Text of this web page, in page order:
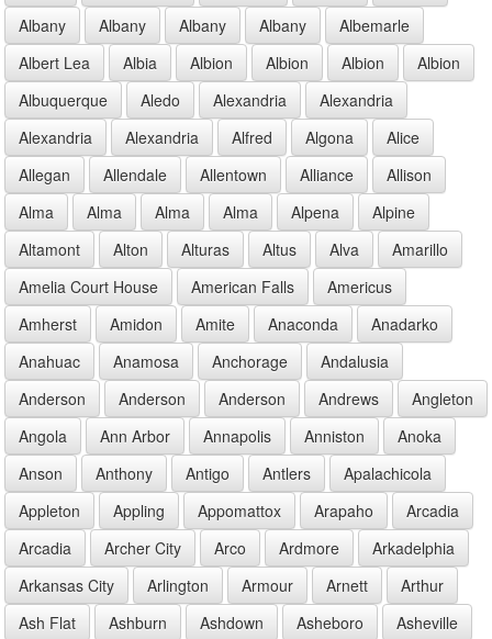
Albany
Albany Albany Albany
Albemarle
Albert Lea
Albia Albion Albion Albion
Albion
Albuquerque
Aledo Alexandria
Alexandria
Alexandria
Alexandria Alfred Algona
Alice
Allegan
Allendale Allentown Alliance
Allison
Alma
Alma Alma Alma Alpena
Alpine
Altamont
Alton Alturas Altus Alva
Amarillo
Amelia Court House
American Falls
Americus
Amherst
Amidon Amite Anaconda
Anadarko
Anahuac
Anamosa Anchorage
Andalusia
Anderson
Anderson Anderson Andrews
Angleton
Angola
Ann Arbor Annapolis Anniston
Anoka
Anson
Anthony Antigo Antlers
Apalachicola
Appleton
Appling Appomattox Arapaho
Arcadia
Arcadia
Archer City Arco Ardmore
Arkadelphia
Arkansas City
Arlington Armour Arnett
Arthur
Ash Flat
Ashburn Ashdown Asheboro
Asheville